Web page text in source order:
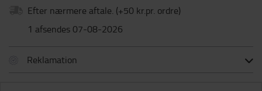
Efter nærmere aftale. (+50 kr.pr. ordre)
1 afsendes 07-08-2026
Reklamation